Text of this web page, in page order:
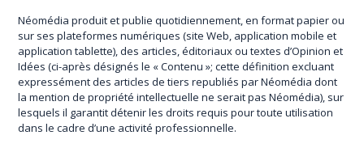
Néomédia produit et publie quotidiennement, en format papier ou
sur ses plateformes numériques (site Web, application mobile et
application tablette), des articles, éditoriaux ou textes d’Opinion et
Idées (ci-après désignés le « Contenu »; cette définition excluant
expressément des articles de tiers republiés par Néomédia dont
la mention de propriété intellectuelle ne serait pas Néomédia), sur
lesquels il garantit détenir les droits requis pour toute utilisation
dans le cadre d’une activité professionnelle.